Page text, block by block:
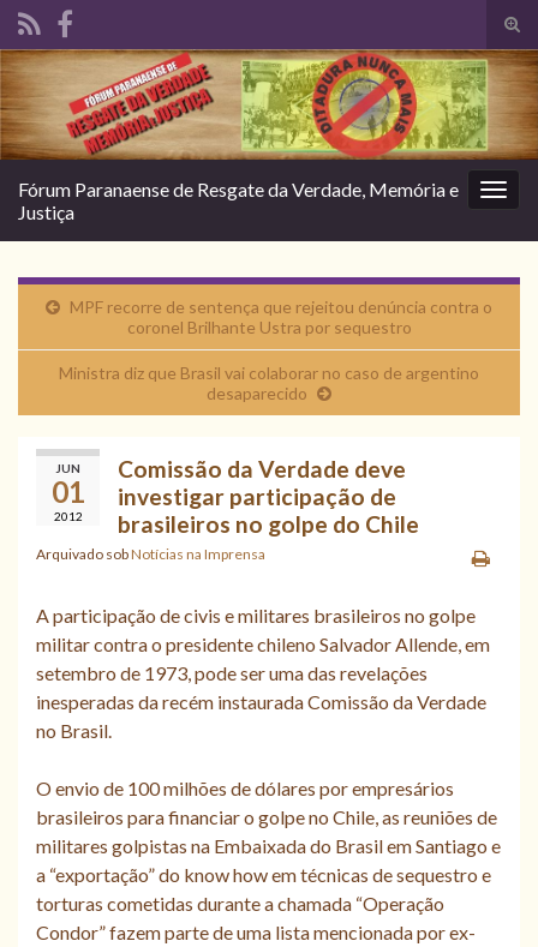
de
Search for:
Fórum Paranaense de Resgate da Verdade, Memória e
Justiça
MPF recorre de sentença que rejeitou denúncia contra o
coronel Brilhante Ustra por sequestro
Ministra diz que Brasil vai colaborar no caso de argentino
desaparecido
JUN
01
2012
Comissão da Verdade deve
investigar participação de
brasileiros no golpe do Chile
Arquivado sobNotícias na Imprensa
A participação de civis e militares brasileiros no golpe
militar contra o presidente chileno Salvador Allende, em
setembro de 1973, pode ser uma das revelações
inesperadas da recém instaurada Comissão da Verdade
no Brasil.
O envio de 100 milhões de dólares por empresários
brasileiros para financiar o golpe no Chile, as reuniões de
militares golpistas na Embaixada do Brasil em Santiago e
a “exportação” do know how em técnicas de sequestro e
torturas cometidas durante a chamada “Operação
Condor” fazem parte de uma lista mencionada por ex-